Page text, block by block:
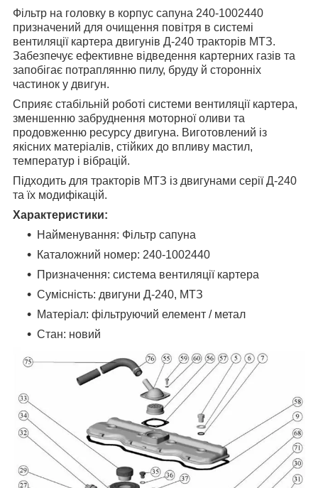
Фільтр на головку в корпус сапуна 240-1002440
призначений для очищення повітря в системі
вентиляції картера двигунів Д-240 тракторів МТЗ.
Забезпечує ефективне відведення картерних газів та
запобігає потраплянню пилу, бруду й сторонніх
частинок у двигун.
Сприяє стабільній роботі системи вентиляції картера,
зменшенню забруднення моторної оливи та
продовженню ресурсу двигуна. Виготовлений із
якісних матеріалів, стійких до впливу мастил,
температур і вібрацій.
Підходить для тракторів МТЗ із двигунами серії Д-240
та їх модифікацій.
Характеристики:
Найменування: Фільтр сапуна
Каталожний номер: 240-1002440
Призначення: система вентиляції картера
Сумісність: двигуни Д-240, МТЗ
Матеріал: фільтруючий елемент / метал
Стан: новий